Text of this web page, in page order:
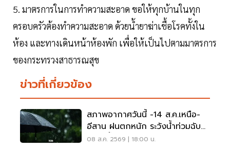
5. มาตรการในการทำความสะอาด ขอให้ทุกบ้านในทุก
ครอบครัวต้องทำความสะอาด ด้วยน้ำยาฆ่าเชื้อโรคทั้งใน
ห้อง และทางเดินหน้าห้องพัก เพื่อให้เป็นไปตามมาตรการ
ของกระทรวงสาธารณสุข
ข่าวที่เกี่ยวข้อง
สภาพอากาศวันนี้ -14 ส.ค.เหนือ-
อีสาน ฝนตกหนัก ระวังน้ำท่วมฉับ
พลัน น้ำป่าไหลหลาก
08 ส.ค. 2569 | 18:00 น.